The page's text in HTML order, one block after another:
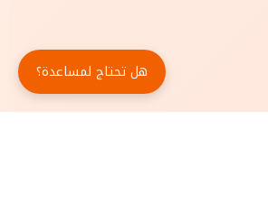
هل تحتاج لمساعدة؟